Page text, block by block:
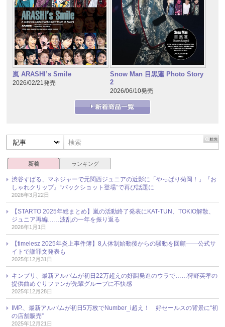
嵐 ARASHI’s Smile
2026/02/21発売
Snow Man 目黒蓮 Photo Story
2
2026/06/10発売
新着 ランキング
渋谷すばる、マネジャーで元関西ジュニアの近影に「やっぱり菊岡！」『お
しゃれクリップ』“バックショット登場”で再び話題に
2026年3月22日
【STARTO 2025年総まとめ】嵐の活動終了発表にKAT-TUN、TOKIO解散、
ジュニア再編……波乱の一年を振り返る
2026年1月1日
【timelesz 2025年炎上事件簿】8人体制始動後からの騒動を回顧――公式サ
イトで謝罪文発表も
2025年12月31日
キンプリ、最新アルバムが初日22万超えの好調発進のウラで……狩野英孝の
提供曲めぐりファンが先輩グループに不快感
2025年12月28日
IMP.、最新アルバムが初日5万枚でNumber_i超え！ 好セールスの背景に“初
の店舗販売”
2025年12月21日